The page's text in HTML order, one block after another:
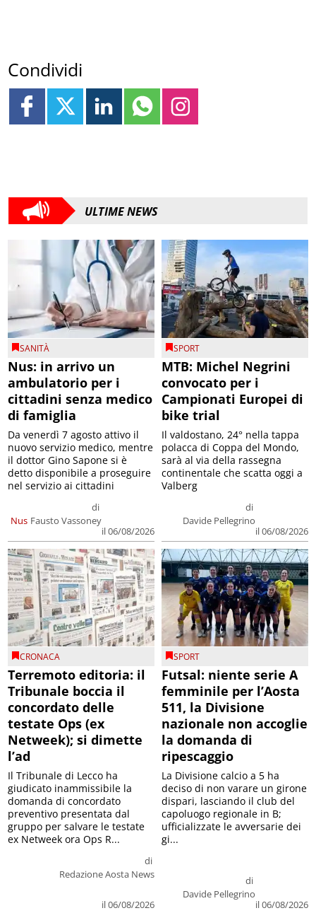
Condividi
ULTIME NEWS
SANITÀ
Nus: in arrivo un
ambulatorio per i
cittadini senza medico
di famiglia
Nus
di
Fausto Vassoney
il 06/08/2026
Da venerdì 7 agosto attivo il
nuovo servizio medico, mentre
il dottor Gino Sapone si è
detto disponibile a proseguire
nel servizio ai cittadini
SPORT
MTB: Michel Negrini
convocato per i
Campionati Europei di
bike trial
di
Davide Pellegrino
il 06/08/2026
Il valdostano, 24° nella tappa
polacca di Coppa del Mondo,
sarà al via della rassegna
continentale che scatta oggi a
Valberg
CRONACA
Terremoto editoria: il
Tribunale boccia il
concordato delle
testate Ops (ex
Netweek); si dimette
l’ad
di
Redazione Aosta News
il 06/08/2026
Il Tribunale di Lecco ha
giudicato inammissibile la
domanda di concordato
preventivo presentata dal
gruppo per salvare le testate
ex Netweek ora Ops R...
SPORT
Futsal: niente serie A
femminile per l’Aosta
511, la Divisione
nazionale non accoglie
la domanda di
ripescaggio
di
Davide Pellegrino
il 06/08/2026
La Divisione calcio a 5 ha
deciso di non varare un girone
dispari, lasciando il club del
capoluogo regionale in B;
ufficializzate le avversarie dei
gi...